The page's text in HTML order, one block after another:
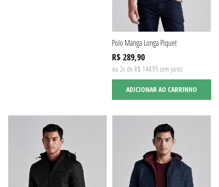
Polo Manga Longa Piquet
R$ 289,90
ou 2x de R$ 144,95 sem juros
ADICIONAR AO CARRINHO